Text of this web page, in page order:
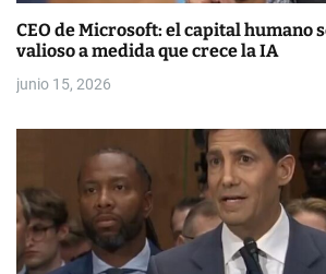
a
d
a
CEO de Microsoft: el capital humano
valioso a medida que crece la IA
junio 15, 2026